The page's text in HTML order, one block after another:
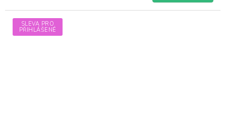
SLEVA PRO
PŘIHLÁŠENÉ